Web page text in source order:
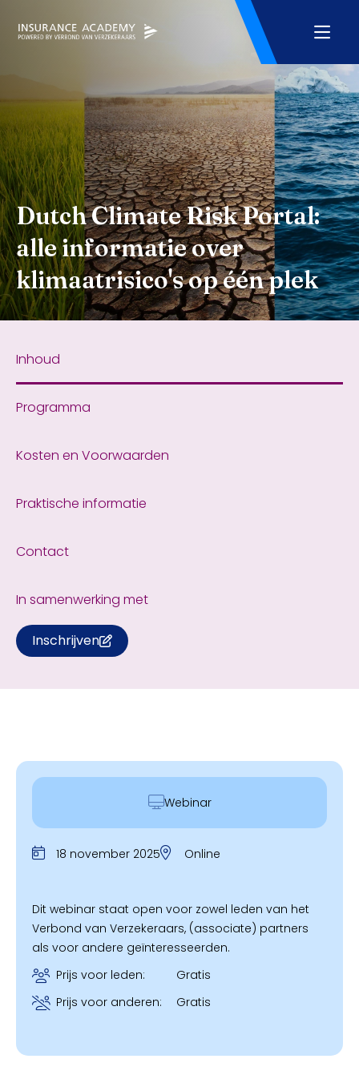
Dutch Climate Risk Portal:
alle informatie over
klimaatrisico's op één plek
Inhoud
Programma
Kosten en Voorwaarden
Praktische informatie
Contact
In samenwerking met
Inschrijven
18 november 2025 Online
Dit webinar staat open voor zowel leden van het
Verbond van Verzekeraars, (associate) partners
als voor andere geïnteresseerden.
Prijs voor leden:
Gratis
Prijs voor anderen:
Gratis
Webinar